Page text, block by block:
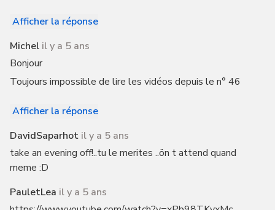
Afficher la réponse
Michel il y a 5 ans
Bonjour
Toujours impossible de lire les vidéos depuis le n° 46
Afficher la réponse
DavidSaparhot il y a 5 ans
take an evening off!..tu le merites ..ön t attend quand
meme :D
PauletLea il y a 5 ans